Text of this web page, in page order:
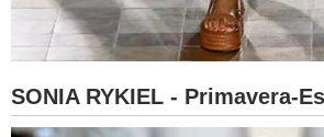
SONIA RYKIEL - Primavera-